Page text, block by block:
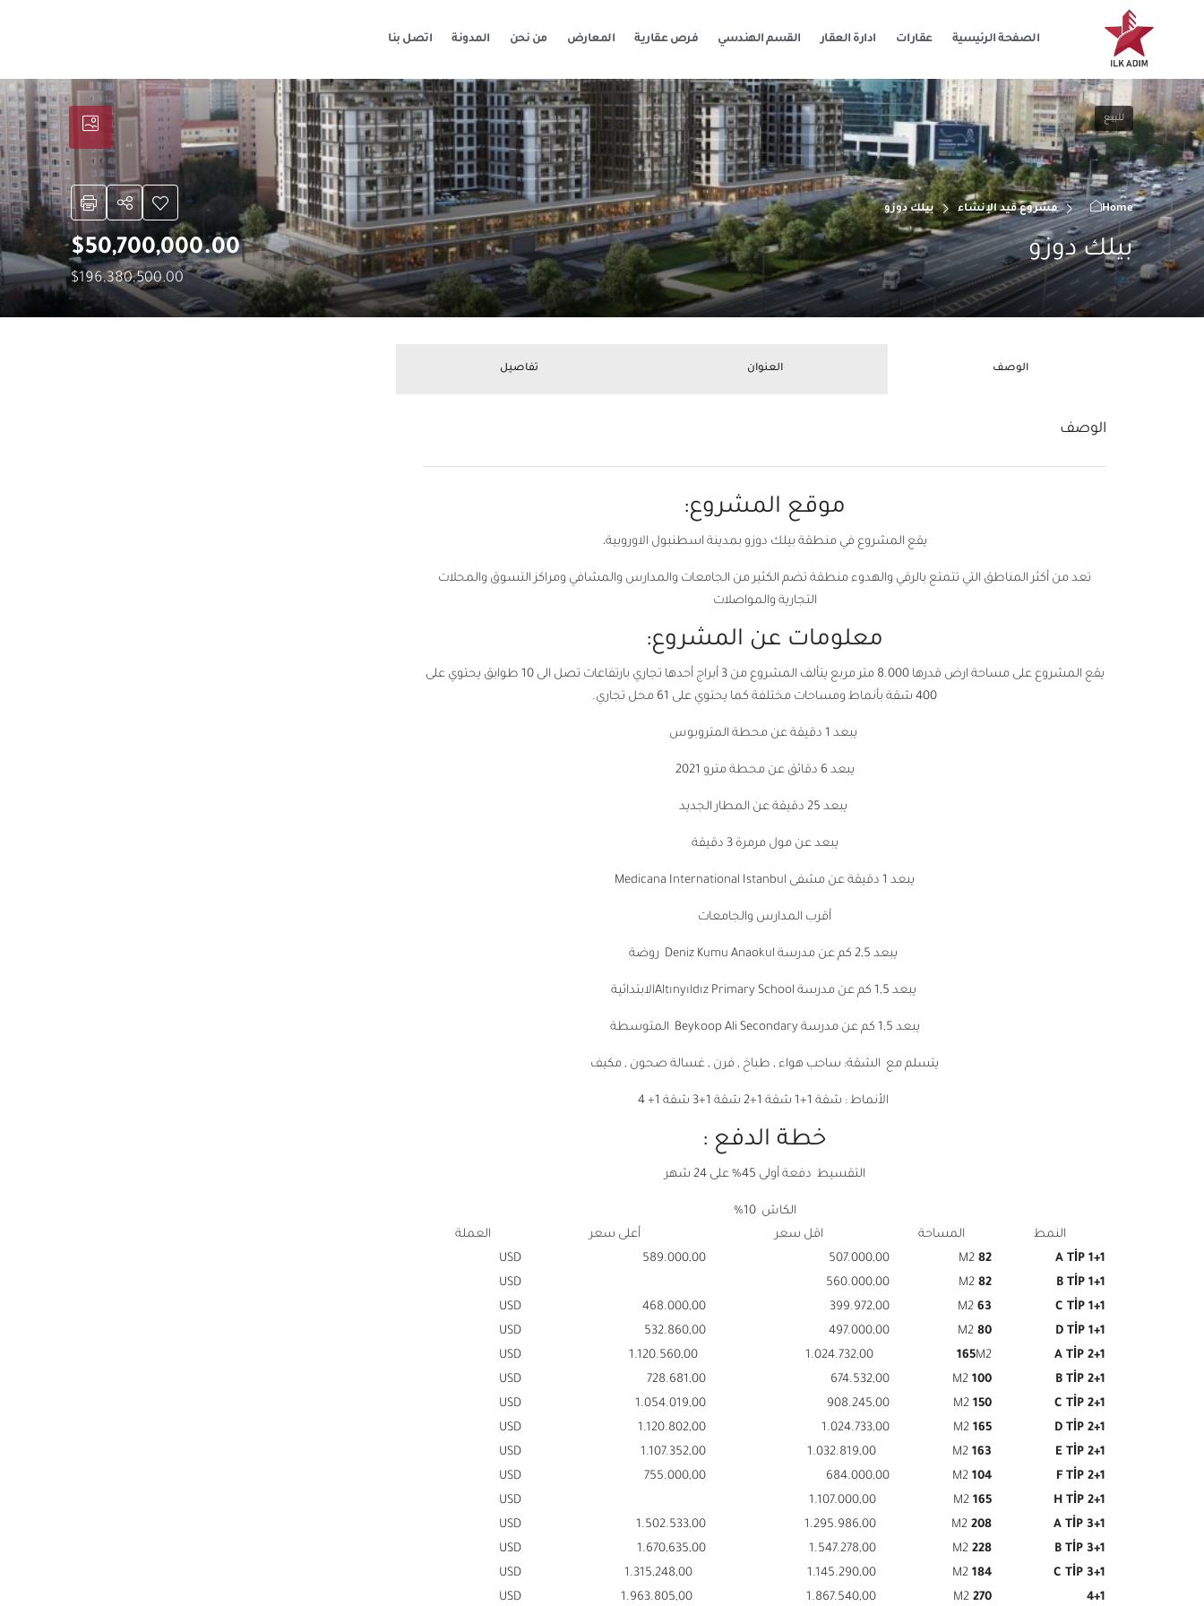
الصفحة الرئيسية عقارات ادارة العقار القسم الهندسي فرص عقارية المعارض من نحن المدونة اتصل بنا
للبيع
Home مشروع قيد الإنشاء بيلك دوزو
بيلك دوزو $50,700,000.00
$196,380,500.00
الوصف العنوان تفاصيل
الوصف
موقع المشروع:
يقع المشروع في منطقة بيلك دوزو بمدينة اسطنبول الاوروبية،
تعد من أكثر المناطق التي تتمتع بالرقي والهدوء منطقة تضم الكثير من الجامعات والمدارس والمشافي ومراكز التسوق والمحلات
التجارية والمواصلات
معلومات عن المشروع:
يقع المشروع على مساحة ارض قدرها 8.000 متر مربع يتألف المشروع من 3 أبراج أحدها تجاري بارتفاعات تصل الى 10 طوابق يحتوي على
400 شقة بأنماط ومساحات مختلفة كما يحتوي على 61 محل تجاري.
يبعد 1 دقيقة عن محطة المتروبوس
يبعد 6 دقائق عن محطة مترو 2021
يبعد 25 دقيقة عن المطار الجديد
يبعد عن مول مرمرة 3 دقيقة
يبعد 1 دقيقة عن مشفى Medicana International Istanbul
أقرب المدارس والجامعات
يبعد 2,5 كم عن مدرسة Deniz Kumu Anaokul روضة
يبعد 1,5 كم عن مدرسة Altınyıldız Primary Schoolالابتدائية
يبعد 1,5 كم عن مدرسة Beykoop Ali Secondary المتوسطة
يتسلم مع الشقة: ساحب هواء , طباخ , فرن , غسالة صحون , مكيف
الأنماط : شقة 1+1 شقة 1+2 شقة 1+3 شقة 1+ 4
خطة الدفع :
التقسيط دفعة أولى 45% على 24 شهر
الكاش 10%
النمط
المساحة اقل سعر أعلى سعر
العملة
1+1 A TİP
82
M2
507.000,00
589.000,00
USD
1+1 B TİP
82
M2
560.000,00
USD
1+1 C TİP
63
M2
399.972,00
468.000,00
USD
1+1 D TİP
80
M2
497.000,00
532.860,00
USD
2+1 A TİP
165M2
USD
2+1 B TİP
100
M2
674.532,00
728.681,00
USD
2+1 C TİP
150
M2
908.245,00
1.054.019,00
USD
2+1 D TİP
165
M2
1.024.733,00
1.120.802,00
USD
2+1 E TİP
163
M2
1.107.352,00
USD
2+1 F TİP
104
M2
684.000,00
755.000,00
USD
2+1 H TİP
165
M2
USD
3+1 A TİP
208
M2
1.502.533,00
USD
3+1 B TİP
228
M2
1.670,635,00
USD
3+1 C TİP
184
M2
USD
4+1
270
M2
USD